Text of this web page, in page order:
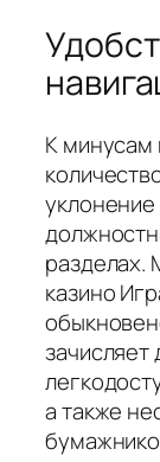
К
разделах.
казино
зачисляет
а также